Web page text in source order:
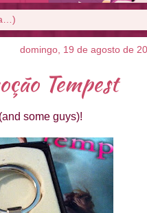
domingo, 19 de agosto de
Tempest
some guys)!